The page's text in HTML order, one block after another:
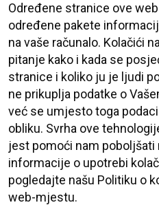
Određene stranice ove
određene pakete
na vaše računalo. Kolačići
pitanje kako i kada se
stranice i koliko ju je ljudi
ne prikuplja podatke o
već se umjesto toga
obliku. Svrha ove
jest pomoći nam poboljšati
informacije o upotrebi
pogledajte našu Politiku o
web-mjestu.